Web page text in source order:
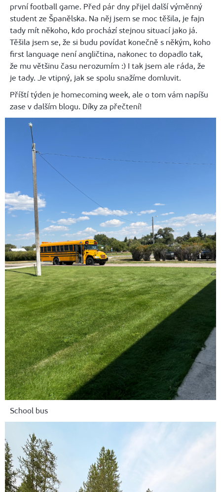
první football game. Před pár dny přijel další výměnný
student ze Španělska. Na něj jsem se moc těšila, je fajn
tady mít někoho, kdo prochází stejnou situací jako já.
Těšila jsem se, že si budu povídat konečně s někým, koho
first language není angličtina, nakonec to dopadlo tak,
že mu většinu času nerozumím :) I tak jsem ale ráda, že
je tady. Je vtipný, jak se spolu snažíme domluvit.
Příští týden je homecoming week, ale o tom vám napíšu
zase v dalším blogu. Díky za přečtení!
School bus